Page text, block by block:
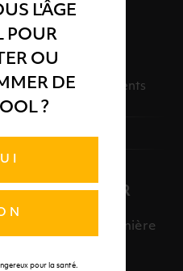
L'ÂGE
POUR
OU
DE
?
pour la santé.
avec soins
à vos événements
NEWSLETTER
en avant-première